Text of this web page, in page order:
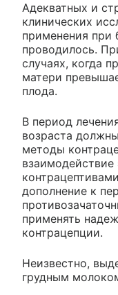
Адекватных и
клинических
применения при
проводилось.
случаях, когда
матери
плода.
В период
возраста
методы
дополнение к
применять
контрацепции.
Неизвестно,
грудным